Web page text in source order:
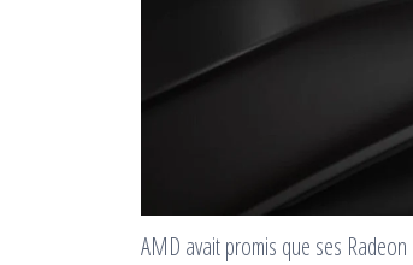
AMD avait promis que ses